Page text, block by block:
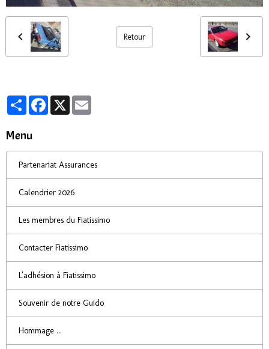
Retour
PartagerFacebook
X
Menu
Partenariat Assurances
Calendrier 2026
Les membres du Fiatissimo
Contacter Fiatissimo
L'adhésion à Fiatissimo
Souvenir de notre Guido
Hommage ...